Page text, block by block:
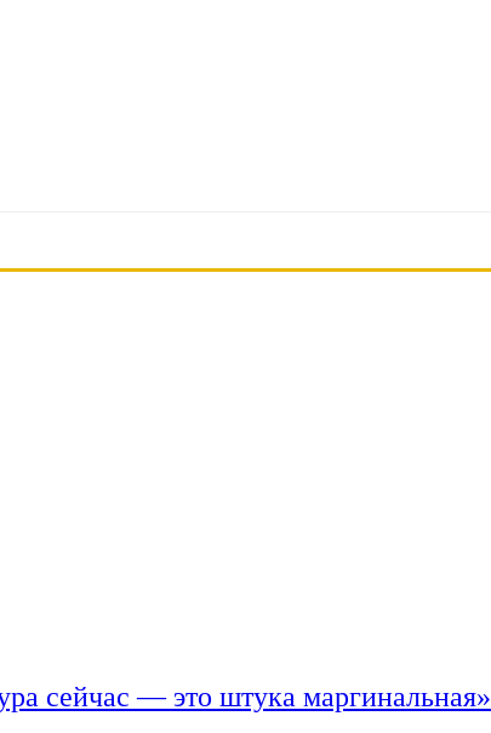
сейчас — это штука маргинальная»